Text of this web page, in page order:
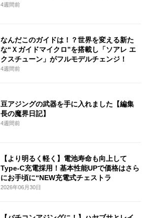
4週間前
なんだこのガイドは！？世界を変える新た
な“Ｘガイドマイクロ”を搭載し「ソアレ エ
クスチューン」がフルモデルチェンジ！
4週間前
豆アジングの武器を手に入れました【編集
長の魔界日記】
4週間前
【より明るく軽く】電池寿命も向上して
Type-C充電採用！基本性能UPで価格はさら
にお手頃に“NEW充電式チェストラ
2026年06月30日